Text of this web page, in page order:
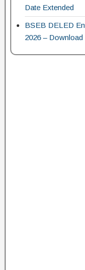
Date Extended
BSEB DELED
2026 –